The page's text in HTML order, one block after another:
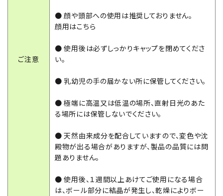
ご注意
● 顔や頭部への使用は推奨しておりません。
顔用はこちら
● 使用後は必ずしっかりキャップを閉めてくださ
い。
● 乳幼児の手の届かない所に保管してください。
● 極端に高温又は低温の場所、直射日光のあた
る場所には保管しないでください。
● 天然由来成分を配合していますので、変色や沈
殿物が出る場合がありますが、製品の品質には問
題ありません。
● 使用後、１週間以上あけてご使用になる場合
は、ボール部分に結晶が発生し、乾燥によりボー